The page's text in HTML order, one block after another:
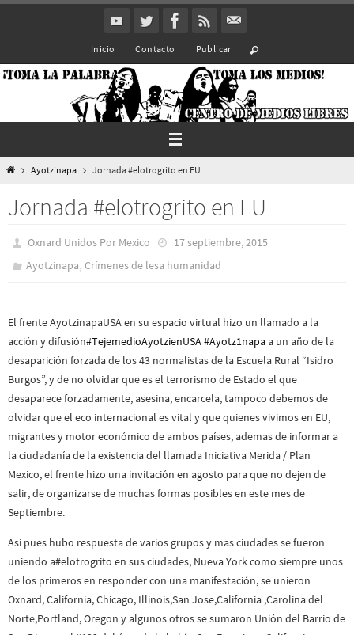
Inicio Contacto Publicar
InicioAyotzinapa Jornada #elotrogrito en EU
Jornada #elotrogrito en EU
Oxnard Unidos Por Mexico
17 septiembre, 2015
Ayotzinapa,Crímenes de lesa humanidad
El frente AyotzinapaUSA en su espacio virtual hizo un llamado a la
acción y difusión#TejemedioAyotzienUSA#Ayotz1napaa un año de la
desaparición forzada de los 43 normalistas de la Escuela Rural “Isidro
Burgos”, y de no olvidar que es el terrorismo de Estado el que
desaparece forzadamente, asesina, encarcela, tampoco debemos de
olvidar que el eco internacional es vital y que quienes vivimos en EU,
migrantes y motor económico de ambos países, ademas de informar a
la ciudadanía de la existencia del llamada Iniciativa Merida / Plan
Mexico, el frente hizo una invitación en agosto para que no dejen de
salir, de organizarse de muchas formas posibles en este mes de
Septiembre.
Asi pues hubo respuesta de varios grupos y mas ciudades se fueron
uniendo a#elotrogrito en sus ciudades, Nueva York como siempre unos
de los primeros en responder con una manifestación, se unieron
Oxnard, California, Chicago, Illinois,San Jose,California ,Carolina del
Norte,Portland, Oregon y algunos otros se sumaron Unión del Barrio de